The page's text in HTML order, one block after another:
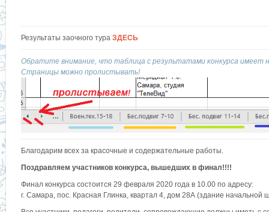
Результаты заочного тура ЗДЕСЬ
Обратите внимание, что таблица с результатами конкурса имеет
Страницы можно пролистывать!
Благодарим всех за красочные и содержательные работы.
Поздравляем участников конкурса, вышедших в финал!!!!
Финал конкурса состоится 29 февраля 2020 года в 10.00 по адресу:
г. Самара, пос. Красная Глинка, квартал 4, дом 28А (здание начальной